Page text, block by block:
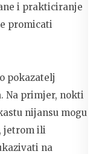
i prakticiranje
promicati
pokazatelj
Na primjer, nokti
nijansu mogu
jetrom ili
​​na